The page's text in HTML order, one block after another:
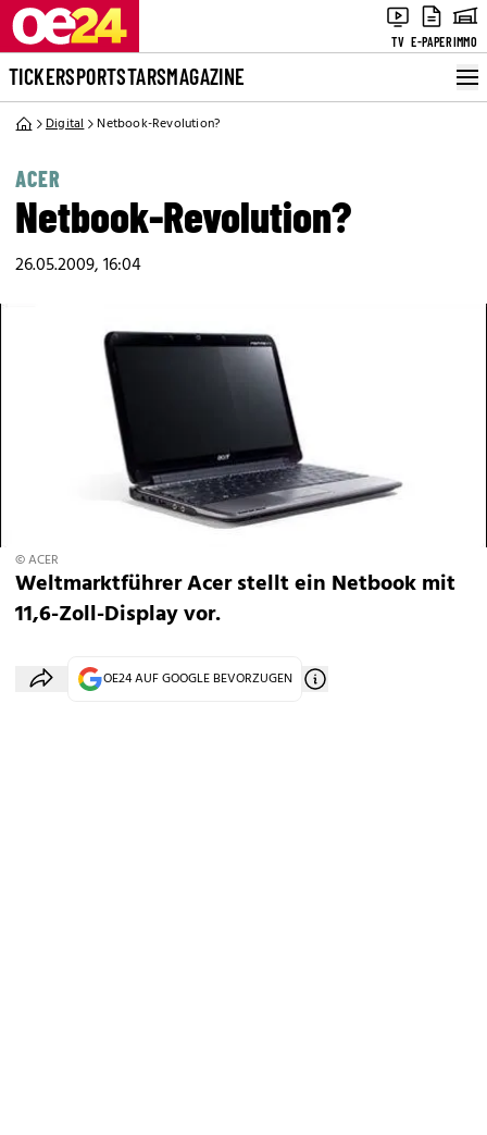
TV E-PAPERIMMO
TICKERSPORTSTARSMAGAZINE
Digital Netbook-Revolution?
ACER
Netbook-Revolution?
26.05.2009, 16:04
© ACER
Weltmarktführer Acer stellt ein Netbook mit
11,6-Zoll-Display vor.
OE24 AUF GOOGLE BEVORZUGEN